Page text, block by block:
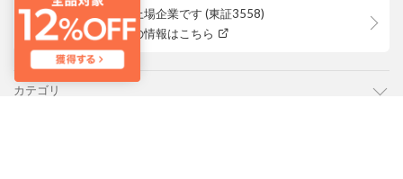
ロコンドは上場企業です (東証3558)
株主優待等の情報はこちら
カテゴリ